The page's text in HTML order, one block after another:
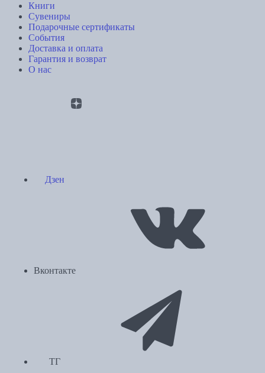
Книги
Сувениры
Подарочные сертификаты
События
Доставка и оплата
Гарантия и возврат
О нас
Дзен
Вконтакте
ТГ